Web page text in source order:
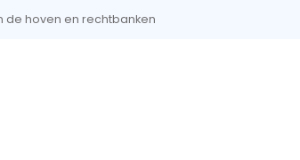
de hoven en rechtbanken